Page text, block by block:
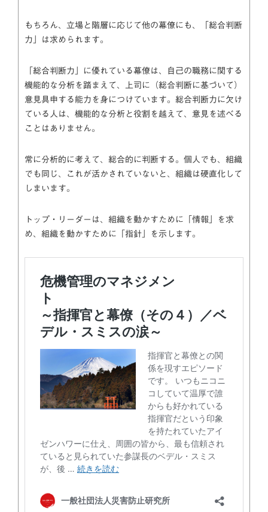
もちろん、立場と階層に応じて他の幕僚にも、「総合判断
力」は求められます。
「総合判断力」に優れている幕僚は、自己の職務に関する
機能的な分析を踏まえて、上司に（総合判断に基づいて）
意見具申する能力を身につけています。総合判断力に欠け
ている人は、機能的な分析と役割を越えて、意見を述べる
ことはありません。
常に分析的に考えて、総合的に判断する。個人でも、組織
でも同じ、これが活かされていないと、組織は硬直化して
しまいます。
トップ・リーダーは、組織を動かすために「情報」を求
め、組織を動かすために「指針」を示します。